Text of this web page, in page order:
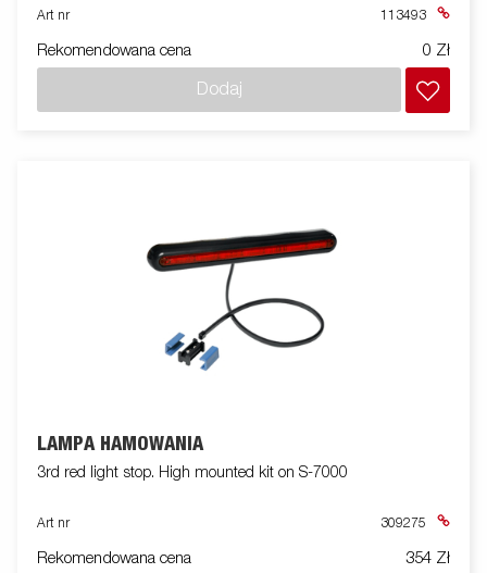
Art nr
113493
Rekomendowana cena 0 Zł
Dodaj
LAMPA HAMOWANIA
3rd red light stop. High mounted kit on S-7000
Art nr 309275
Rekomendowana cena 354 Zł